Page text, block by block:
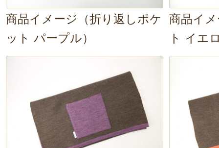
商品イメージ（折り返しポケ
ット パープル）
商品イ
ト イエ